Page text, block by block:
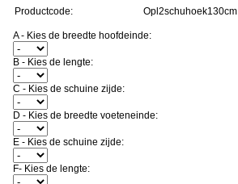
Productcode: Opl2schuhoek130cm
A - Kies de breedte hoofdeinde:
B - Kies de lengte:
C - Kies de schuine zijde:
D - Kies de breedte voeteneinde:
E - Kies de schuine zijde:
F- Kies de lengte: